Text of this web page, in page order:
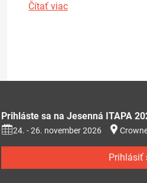
Čítať viac
Prihláste sa na Jesenná ITAPA
24. - 26. november 2026
Prihlásiť